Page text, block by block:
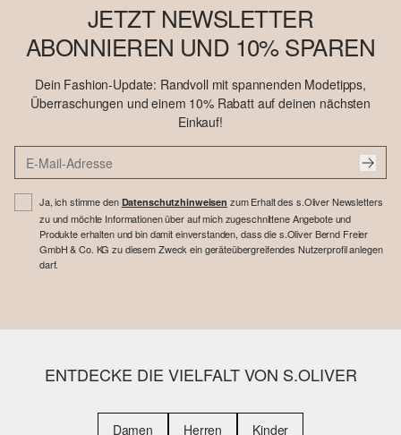
JETZT NEWSLETTER
ABONNIEREN UND 10% SPAREN
Dein Fashion-Update: Randvoll mit spannenden Modetipps,
Überraschungen und einem 10% Rabatt auf deinen nächsten
Einkauf!
Ja, ich stimme den Datenschutzhinweisen zum Erhalt des s.Oliver Newsletters
zu und möchte Informationen über auf mich zugeschnittene Angebote und
Produkte erhalten und bin damit einverstanden, dass die s.Oliver Bernd Freier
GmbH & Co. KG zu diesem Zweck ein geräteübergreifendes Nutzerprofil anlegen
darf.
ENTDECKE DIE VIELFALT VON S.OLIVER
Damen Herren Kinder